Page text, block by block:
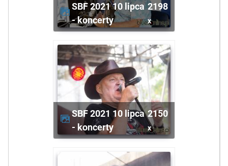
SBF 2021 10 lipca
- koncerty
2198
x
SBF 2021 10 lipca
- koncerty
2150
x